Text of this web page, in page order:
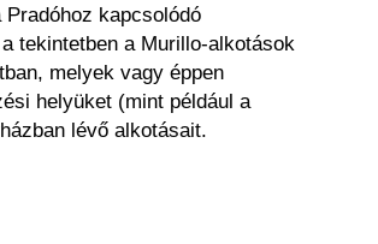
kapcsolódó
tekintetben a Murillo-alkotások
melyek vagy éppen
helyüket (mint például a
lévő alkotásait.